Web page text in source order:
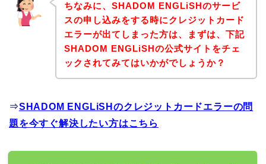
ちなみに、SHADOM ENGLiSHのサービ
スの申し込みをする時にクレジットカード
エラーが出てしまった方は、まずは、下記
SHADOM ENGLiSHの公式サイトをチェ
ックされてみてはいかがでしょうか？
⇒SHADOM ENGLiSHのクレジットカードエラーの問
題を今すぐ解決したい方はこちら